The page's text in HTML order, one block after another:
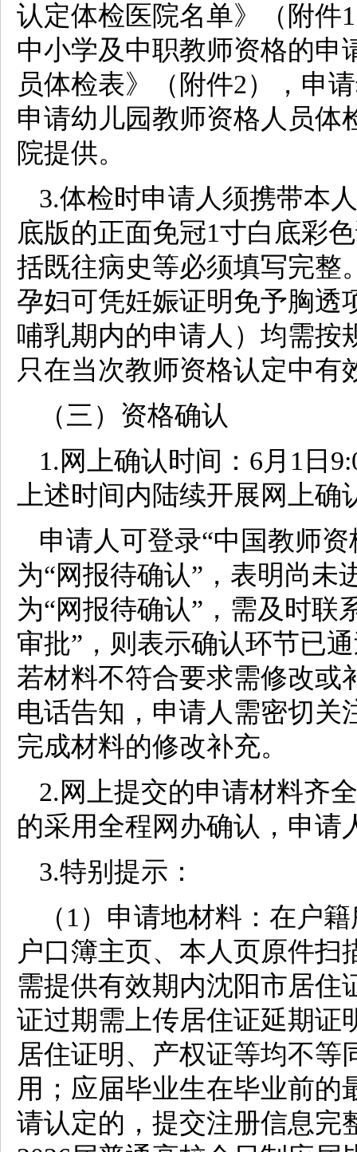
认定体检医院名单》（附件
中小学及中职教师资格的申
员体检表》（附件2），申
申请幼儿园教师资格人员体
院提供。
3.体检时申请人须携带本
底版的正面免冠1寸白底彩
括既往病史等必须填写完整
孕妇可凭妊娠证明免予胸透
哺乳期内的申请人）均需按
只在当次教师资格认定中有
（三）资格确认
1.网上确认时间：6月1日
上述时间内陆续开展网上确
申请人可登录“中国教师
为“网报待确认”，表明尚未
为“网报待确认”，需及时联
审批”，则表示确认环节已
若材料不符合要求需修改或
电话告知，申请人需密切关
完成材料的修改补充。
2.网上提交的申请材料齐
的采用全程网办确认，申请
3.特别提示：
（1）申请地材料：在户
户口簿主页、本人页原件
需提供有效期内沈阳市居住
证过期需上传居住证延期证
居住证明、产权证等均不等
用；应届毕业生在毕业前的
请认定的，提交注册信息完